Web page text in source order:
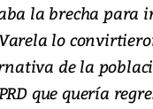
la brecha para
lo
de la
que quería